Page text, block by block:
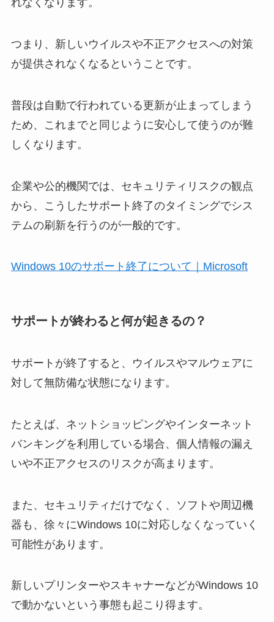
れなくなります。
つまり、新しいウイルスや不正アクセスへの対策
が提供されなくなるということです。
普段は自動で行われている更新が止まってしまう
ため、これまでと同じように安心して使うのが難
しくなります。
企業や公的機関では、セキュリティリスクの観点
から、こうしたサポート終了のタイミングでシス
テムの刷新を行うのが一般的です。
Windows 10のサポート終了について｜Microsoft
サポートが終わると何が起きるの？
サポートが終了すると、ウイルスやマルウェアに
対して無防備な状態になります。
たとえば、ネットショッピングやインターネット
バンキングを利用している場合、個人情報の漏え
いや不正アクセスのリスクが高まります。
また、セキュリティだけでなく、ソフトや周辺機
器も、徐々にWindows 10に対応しなくなっていく
可能性があります。
新しいプリンターやスキャナーなどがWindows 10
で動かないという事態も起こり得ます。